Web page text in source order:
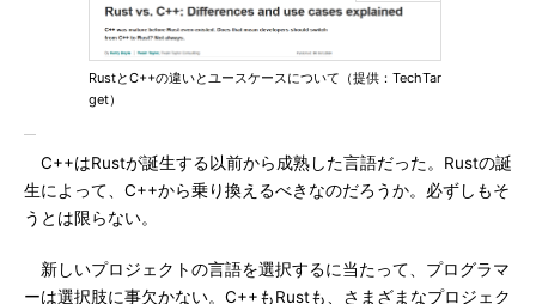
RustとC++の違いとユースケースについて（提供：TechTar
get）
C++はRustが誕生する以前から成熟した言語だった。Rustの誕
生によって、C++から乗り換えるべきなのだろうか。必ずしもそ
うとは限らない。
新しいプロジェクトの言語を選択するに当たって、プログラマ
ーは選択肢に事欠かない。C++もRustも、さまざまなプロジェク